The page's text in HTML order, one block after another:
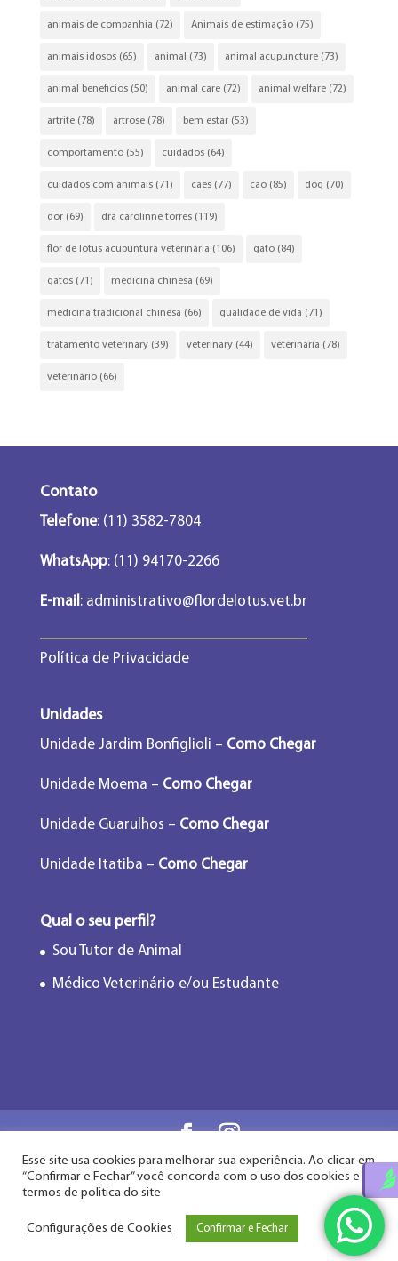
animais de companhia (72) Animais de estimação(75)
animais idosos(65) animal (73) animal acupuncture(73)
animal beneficios(50) animal care(72) animal welfare(72)
artrite(78) artrose(78) bem estar(53)
comportamento(55) cuidados(64)
cuidados com animais(71) cães(77) cão(85) dog (70)
dor(69) dra carolinne torres(119)
flor de lótus acupuntura veterinária (106) gato(84)
gatos(71) medicina chinesa (69)
medicina tradicional chinesa (66) qualidade de vida (71)
tratamento veterinary(39) veterinary(44) veterinária (78)
veterinário(66)
Contato
Telefone: (11) 3582-7804
WhatsApp: (11) 94170-2266
E-mail :administrativo@flordelotus.vet.br
Política de Privacidade
Unidades
Unidade Jardim Bonfiglioli – Como Chegar
Unidade Moema – Como Chegar
Unidade Guarulhos – Como Chegar
Unidade Itatiba – Como Chegar
Qual o seu perfil?
Sou Tutor de Animal
Médico Veterinário e/ou Estudante
Flor de Lótus Acupuntura Veterinária® - Desde
Esse site usa cookies para melhorar sua experiência. Ao clicar em
“Confirmar e Fechar” você concorda com o uso dos cookies e
termos de politica do site
Configurações de Cookies Confirmar e Fechar